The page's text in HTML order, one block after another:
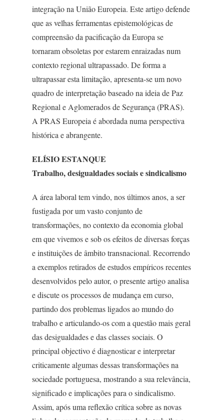
integração na União Europeia. Este artigo defende
que as velhas ferramentas epistemológicas de
compreensão da pacificação da Europa se
tornaram obsoletas por estarem enraizadas num
contexto regional ultrapassado. De forma a
ultrapassar esta limitação, apresenta-se um novo
quadro de interpretação baseado na ideia de Paz
Regional e Aglomerados de Segurança (PRAS).
A PRAS Europeia é abordada numa perspectiva
histórica e abrangente.
ELÍSIO ESTANQUE
Trabalho, desigualdades sociais e sindicalismo
A área laboral tem vindo, nos últimos anos, a ser
fustigada por um vasto conjunto de
transformações, no contexto da economia global
em que vivemos e sob os efeitos de diversas forças
e instituições de âmbito transnacional. Recorrendo
a exemplos retirados de estudos empíricos recentes
desenvolvidos pelo autor, o presente artigo analisa
e discute os processos de mudança em curso,
partindo dos problemas ligados ao mundo do
trabalho e articulando-os com a questão mais geral
das desigualdades e das classes sociais. O
principal objectivo é diagnosticar e interpretar
criticamente algumas dessas transformações na
sociedade portuguesa, mostrando a sua relevância,
significado e implicações para o sindicalismo.
Assim, após uma reflexão crítica sobre as novas